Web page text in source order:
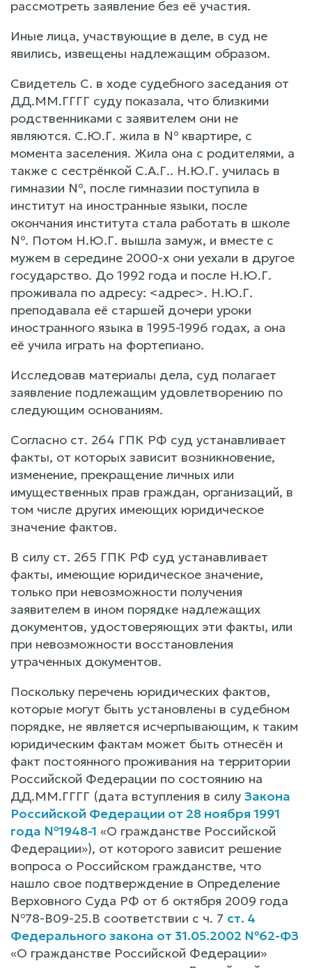
рассмотреть заявление без её участия.
Иные лица, участвующие в деле, в суд не
явились, извещены надлежащим образом.
Свидетель С. в ходе судебного заседания от
ДД.ММ.ГГГГ суду показала, что близкими
родственниками с заявителем они не
являются. С.Ю.Г. жила в № квартире, с
момента заселения. Жила она с родителями, а
также с сестрёнкой С.А.Г.. Н.Ю.Г. училась в
гимназии №, после гимназии поступила в
институт на иностранные языки, после
окончания института стала работать в школе
№. Потом Н.Ю.Г. вышла замуж, и вместе с
мужем в середине 2000-х они уехали в другое
государство. До 1992 года и после Н.Ю.Г.
проживала по адресу: <адрес>. Н.Ю.Г.
преподавала её старшей дочери уроки
иностранного языка в 1995-1996 годах, а она
её учила играть на фортепиано.
Исследовав материалы дела, суд полагает
заявление подлежащим удовлетворению по
следующим основаниям.
Согласно ст. 264 ГПК РФ суд устанавливает
факты, от которых зависит возникновение,
изменение, прекращение личных или
имущественных прав граждан, организаций, в
том числе других имеющих юридическое
значение фактов.
В силу ст. 265 ГПК РФ суд устанавливает
факты, имеющие юридическое значение,
только при невозможности получения
заявителем в ином порядке надлежащих
документов, удостоверяющих эти факты, или
при невозможности восстановления
утраченных документов.
Поскольку перечень юридических фактов,
которые могут быть установлены в судебном
порядке, не является исчерпывающим, к таким
юридическим фактам может быть отнесён и
факт постоянного проживания на территории
Российской Федерации по состоянию на
ДД.ММ.ГГГГ (дата вступления в силу Закона
Российской Федерации от 28 ноября 1991
года №1948-1 «О гражданстве Российской
Федерации»), от которого зависит решение
вопроса о Российском гражданстве, что
нашло свое подтверждение в Определение
Верховного Суда РФ от 6 октября 2009 года
№78-В09-25.В соответствии с ч. 7 ст. 4
Федерального закона от 31.05.2002 №62-ФЗ
«О гражданстве Российской Федерации»